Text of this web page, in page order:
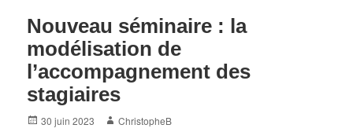
Nouveau séminaire : la
modélisation de
l’accompagnement des
stagiaires
Posted
30 juin 2023 Author
ChristopheB